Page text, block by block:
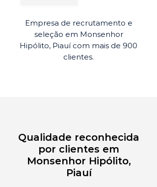
Empresa de recrutamento e
seleção em Monsenhor
Hipólito, Piauí com mais de 900
clientes.
Qualidade reconhecida
por clientes em
Monsenhor Hipólito,
Piauí